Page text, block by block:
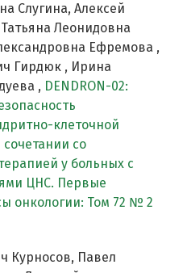
Слугина, Алексей
Леонидовна
Ефремова ,
Гирдюк , Ирина
, DENDRON-02:
клеточной
сочетании со
у больных с
ЦНС. Первые
онкологии: Том 72 № 2
Курносов, Павел